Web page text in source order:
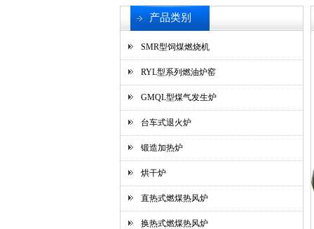
产品类别
SMR型饲煤燃烧机
RYL型系列燃油炉窑
GMQL型煤气发生炉
台车式退火炉
锻造加热炉
烘干炉
直热式燃煤热风炉
换热式燃煤热风炉